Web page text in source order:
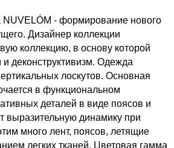
- формирование нового
Дизайнер коллекции
коллекцию, в основу которой
и деконструктивизм. Одежда
лоскутов. Основная
в функциональном
деталей в виде поясов и
выразительную динамику при
много лент, поясов, летящие
легких тканей. Цветовая гамма